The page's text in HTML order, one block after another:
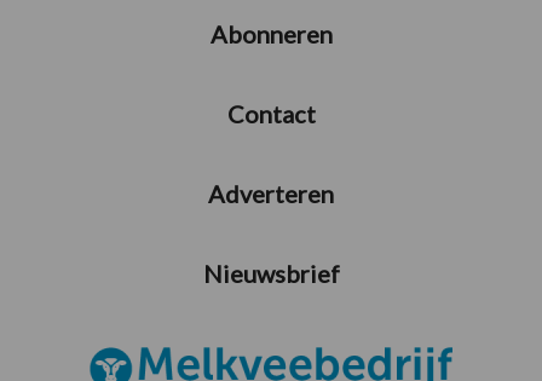
Abonneren
Contact
Adverteren
Nieuwsbrief